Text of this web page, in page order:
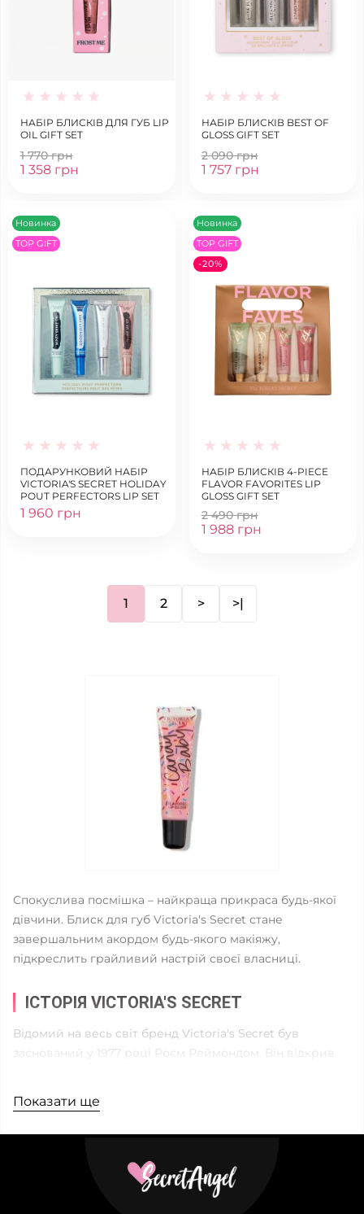
НАБІР БЛИСКІВ ДЛЯ ГУБ LIP
OIL GIFT SET
1 770 грн
1 358 грн
НАБІР БЛИСКІВ BEST OF
GLOSS GIFT SET
2 090 грн
1 757 грн
Новинка
TOP GIFT
ПОДАРУНКОВИЙ НАБІР
VICTORIA'S SECRET HOLIDAY
POUT PERFECTORS LIP SET
1 960 грн
Новинка
TOP GIFT
-20%
НАБІР БЛИСКІВ 4-PIECE
FLAVOR FAVORITES LIP
GLOSS GIFT SET
2 490 грн
1 988 грн
1 2 > >|
Спокуслива посмішка – найкраща прикраса будь-якої
дівчини. Блиск для губ Victoria's Secret стане
завершальним акордом будь-якого макіяжу,
підкреслить грайливий настрій своєї власниці.
ІСТОРІЯ VICTORIA'S SECRET
Відомий на весь світ бренд Victoria's Secret був
заснований у 1977 році Роєм Реймондом. Він відкрив
полюбилася усім американкам.
спостерігав за розвитком VS і точно знав, що потрібно
цьому бренду, щоб він вистрілив на весь світ – епатаж
Показати ще